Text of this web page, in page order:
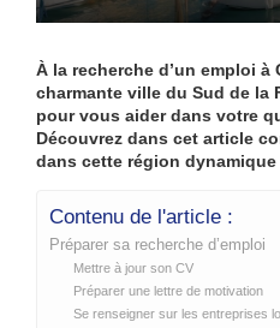
À la recherche d’un emploi à
charmante ville du Sud de la
pour vous aider dans votre
Découvrez dans cet article
dans cette région
Contenu de l'article :
Préparer sa recherche d’emploi
Mettre à jour son CV
Préparer une lettre de motivation
Se renseigner sur les entreprises